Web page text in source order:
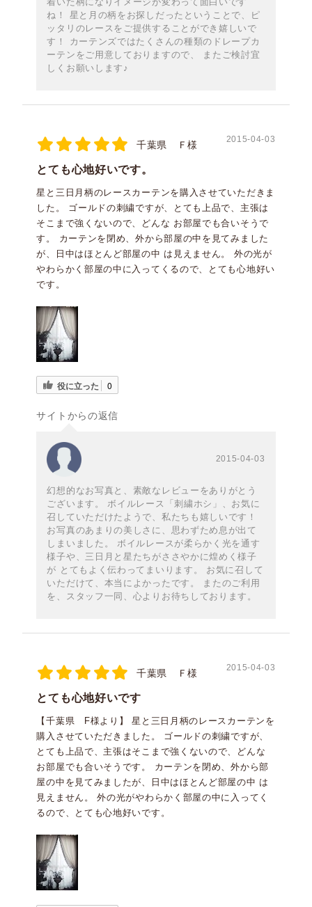
ね！ 星と月の柄をお探しだったということで、ピ
ッタリのレースをご提供することができ嬉しいで
す！ カーテンズではたくさんの種類のドレープカ
ーテンをご用意しておりますので、 またご検討宜
しくお願いします♪
千葉県 Ｆ様 2015-04-03
とても心地好いです。
星と三日月柄のレースカーテンを購入させていただきま
した。 ゴールドの刺繍ですが、とても上品で、主張は
そこまで強くないので、どんな お部屋でも合いそうで
す。 カーテンを閉め、外から部屋の中を見てみました
が、日中はほとんど部屋の中 は見えません。 外の光が
やわらかく部屋の中に入ってくるので、とても心地好い
です。
役に立った 0
サイトからの返信
2015-04-03
幻想的なお写真と、素敵なレビューをありがとう
ございます。 ボイルレース「刺繍ホシ」、お気に
召していただけたようで、私たちも嬉しいです！
お写真のあまりの美しさに、思わずため息が出て
しまいました。 ボイルレースが柔らかく光を通す
様子や、三日月と星たちがささやかに煌めく様子
が とてもよく伝わってまいります。 お気に召して
いただけて、本当によかったです。 またのご利用
を、スタッフ一同、心よりお待ちしております。
千葉県 Ｆ様 2015-04-03
とても心地好いです
【千葉県 F様より】 星と三日月柄のレースカーテンを
購入させていただきました。 ゴールドの刺繍ですが、
とても上品で、主張はそこまで強くないので、どんな
お部屋でも合いそうです。 カーテンを閉め、外から部
屋の中を見てみましたが、日中はほとんど部屋の中 は
見えません。 外の光がやわらかく部屋の中に入ってく
るので、とても心地好いです。